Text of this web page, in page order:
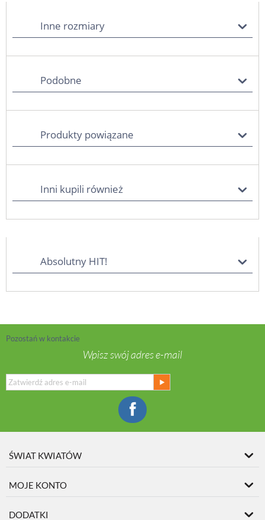
Inne rozmiary
Podobne
Produkty powiązane
Inni kupili również
Absolutny HIT!
Pozostań w kontakcie
Wpisz swój adres e-mail
ŚWIAT KWIATÓW
MOJE KONTO
DODATKI